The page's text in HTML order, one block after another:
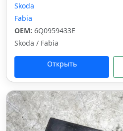
Skoda
Fabia
OEM: 6Q0959433E
Skoda / Fabia
Открыть